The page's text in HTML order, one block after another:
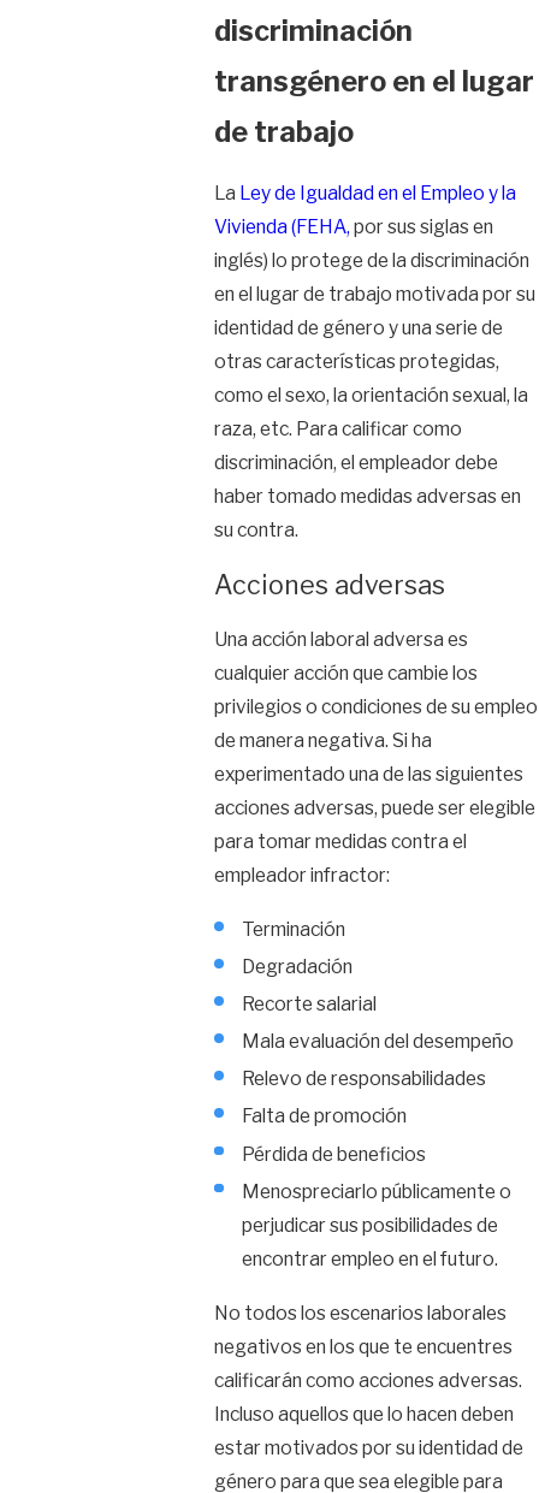
discriminación
transgénero en el lugar
de trabajo
La Ley de Igualdad en el Empleo y la
Vivienda (FEHA, por sus siglas en
inglés) lo protege de la discriminación
en el lugar de trabajo motivada por su
identidad de género y una serie de
otras características protegidas,
como el sexo, la orientación sexual, la
raza, etc. Para calificar como
discriminación, el empleador debe
haber tomado medidas adversas en
su contra.
Acciones adversas
Una acción laboral adversa es
cualquier acción que cambie los
privilegios o condiciones de su empleo
de manera negativa. Si ha
experimentado una de las siguientes
acciones adversas, puede ser elegible
para tomar medidas contra el
empleador infractor:
Terminación
Degradación
Recorte salarial
Mala evaluación del desempeño
Relevo de responsabilidades
Falta de promoción
Pérdida de beneficios
Menospreciarlo públicamente o
perjudicar sus posibilidades de
encontrar empleo en el futuro.
No todos los escenarios laborales
negativos en los que te encuentres
calificarán como acciones adversas.
Incluso aquellos que lo hacen deben
estar motivados por su identidad de
género para que sea elegible para